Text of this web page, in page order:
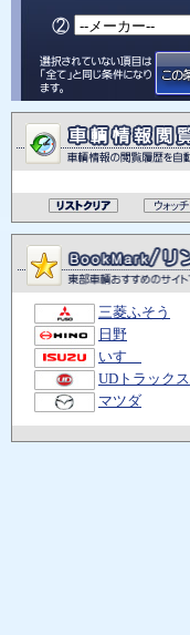
三菱ふそう
日野
いすゞ
UDトラックス
マツダ